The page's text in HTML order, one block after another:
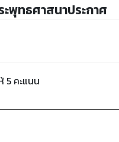
พุทธศาสนาประกาศ
5 คะแนน